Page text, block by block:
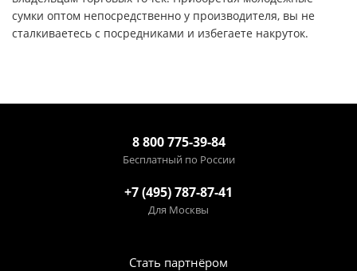
сумки оптом непосредственно у производителя, вы не
сталкиваетесь с посредниками и избегаете накруток.
8 800 775-39-84
Бесплатный по России
+7 (495) 787-87-41
Для Москвы
Стать партнёром